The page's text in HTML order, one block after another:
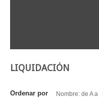
LIQUIDACIÓN
Ordenar por Nombre: de A a